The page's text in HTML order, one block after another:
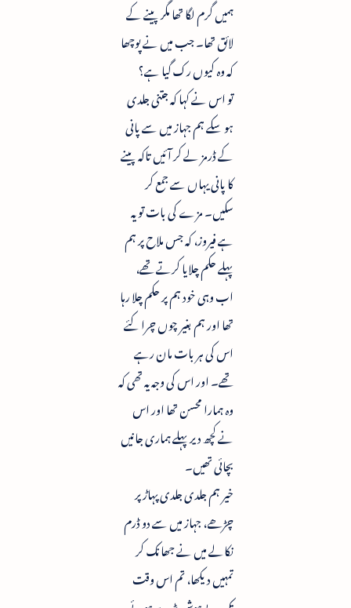
ہمیں گرم لگا تھا مگر پینے کے
لائق تھا۔ جب میں نے پوچھا
کہ وہ کیوں رک گیا ہے؟
تو اس نے کہا کہ جتنی جلدی
ہو سکے ہم جہاز میں سے پانی
کے ڈرمز لے کر آئیں تاکہ پینے
کا پانی یہاں سے جمع کر
سکیں۔ مزے کی بات تو یہ
ہے فیروز، کہ جس ملاح پر ہم
پہلے حکم چلایا کرتے تھے،
اب وہی خود ہم پر حکم چلا رہا
تھا اور ہم بغیر چوں چرا کئے
اس کی ہر بات مان رہے
تھے۔ اور اس کی وجہ یہ تھی کہ
وہ ہمارا محسن تھا اور اس
نے کچھ دیر پہلے ہماری جانیں
بچائی تھیں۔
خیر ہم جلدی جلدی پہاڑ پر
چڑھے، جہاز میں سے دو ڈرم
نکالے میں نے جھانک کر
تمہیں دیکھا، تم اس وقت